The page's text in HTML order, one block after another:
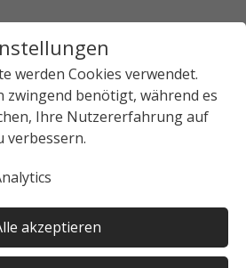
werden Cookies verwendet.
zwingend benötigt, während es
Ihre Nutzererfahrung auf
verbessern.
akzeptieren